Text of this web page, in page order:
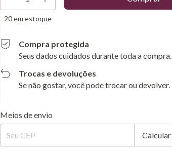
20em estoque
Compra protegida
Seus dados cuidados durante toda a compra.
Trocas e devoluções
Se não gostar, você pode trocar ou devolver.
Entregas para o CEP:
Meios de envio
Calcular